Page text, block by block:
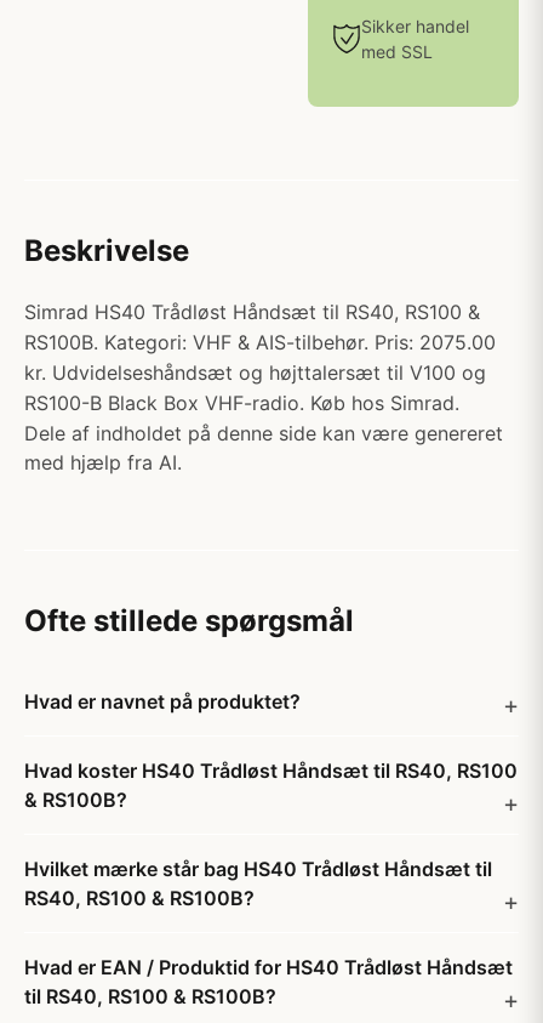
Sikker handel
med SSL
Beskrivelse
Simrad HS40 Trådløst Håndsæt til RS40, RS100 &
RS100B. Kategori: VHF & AIS-tilbehør. Pris: 2075.00
kr. Udvidelseshåndsæt og højttalersæt til V100 og
RS100-B Black Box VHF-radio. Køb hos Simrad.
Dele af indholdet på denne side kan være genereret
med hjælp fra AI.
Ofte stillede spørgsmål
Hvad er navnet på produktet?
Hvad koster HS40 Trådløst Håndsæt til RS40, RS100
& RS100B?
Hvilket mærke står bag HS40 Trådløst Håndsæt til
RS40, RS100 & RS100B?
Hvad er EAN / Produktid for HS40 Trådløst Håndsæt
til RS40, RS100 & RS100B?